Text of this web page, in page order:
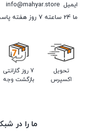
ایمیل info@mahyar.store
ما 24 ساعته 7 روز هفته پاسخگوی شما هستیم.
تحویل
اکسپرس
7 روز گارانتی
بازگشت وجه
ما را در